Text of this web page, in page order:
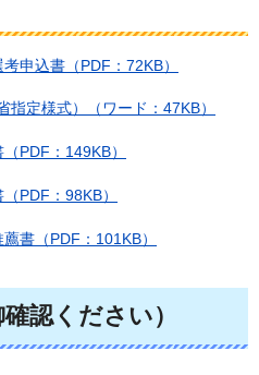
申込書（PDF：72KB）
指定様式）（ワード：47KB）
PDF：149KB）
PDF：98KB）
書（PDF：101KB）
認ください）